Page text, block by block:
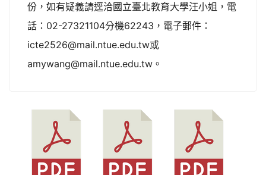
份，如有疑義請逕洽國立臺北教育大學汪小姐，電
話：02-27321104分機62243，電子郵件：
icte2526@mail.ntue.edu.tw或
amywang@mail.ntue.edu.tw。